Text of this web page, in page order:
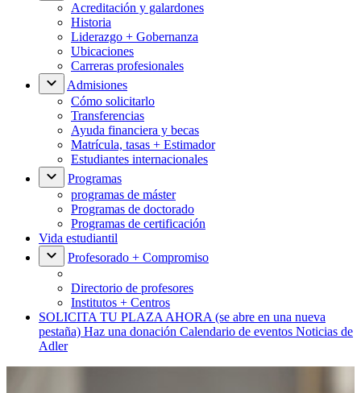
Acreditación y galardones
Historia
Liderazgo + Gobernanza
Ubicaciones
Carreras profesionales
Admisiones
Cómo solicitarlo
Transferencias
Ayuda financiera y becas
Matrícula, tasas + Estimador
Estudiantes internacionales
Programas
programas de máster
Programas de doctorado
Programas de certificación
Vida estudiantil
Profesorado + Compromiso
Directorio de profesores
Institutos + Centros
SOLICITA TU PLAZA AHORA (se abre en una nueva
pestaña) Haz una donación Calendario de eventos Noticias de
Adler